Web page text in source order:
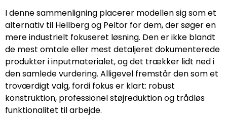
I denne sammenligning placerer modellen sig som et
alternativ til Hellberg og Peltor for dem, der søger en
mere industrielt fokuseret løsning. Den er ikke blandt
de mest omtale eller mest detaljeret dokumenterede
produkter i inputmaterialet, og det trækker lidt ned i
den samlede vurdering. Alligevel fremstår den som et
troværdigt valg, fordi fokus er klart: robust
konstruktion, professionel støjreduktion og trådløs
funktionalitet til arbejde.